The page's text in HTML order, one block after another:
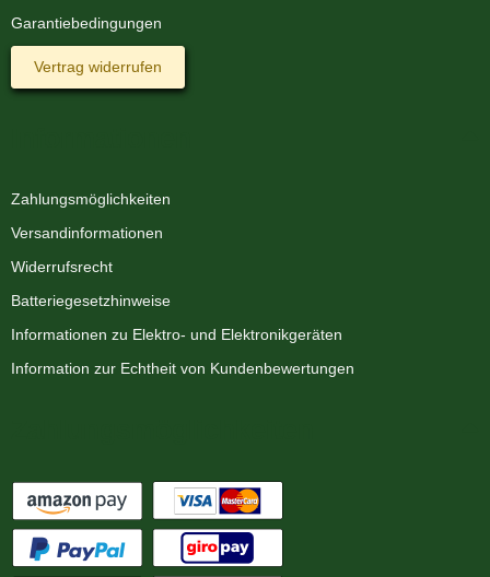
Garantiebedingungen
Vertrag widerrufen
Zahlungsmöglichkeiten
Versandinformationen
Widerrufsrecht
Batteriegesetzhinweise
Informationen zu Elektro- und Elektronikgeräten
Information zur Echtheit von Kundenbewertungen